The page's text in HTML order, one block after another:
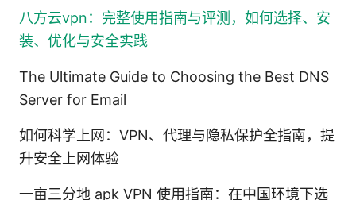
八方云vpn：完整使用指南与评测，如何选择、安
装、优化与安全实践
The Ultimate Guide to Choosing the Best DNS
Server for Email
如何科学上网：VPN、代理与隐私保护全指南，提
升安全上网体验
一亩三分地 apk VPN 使用指南：在中国环境下选